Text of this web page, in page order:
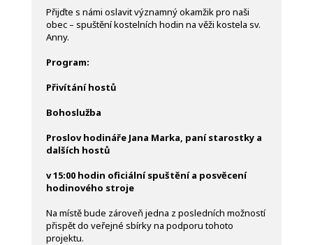
Přijďte s námi oslavit významný okamžik pro naši
obec – spuštění kostelních hodin na věži kostela sv.
Anny.
Program:
Přivítání hostů
Bohoslužba
Proslov hodináře Jana Marka, paní starostky a
dalších hostů
v 15:00 hodin oficiální spuštění a posvěcení
hodinového stroje
Na místě bude zároveň jedna z posledních možností
přispět do veřejné sbírky na podporu tohoto
projektu.